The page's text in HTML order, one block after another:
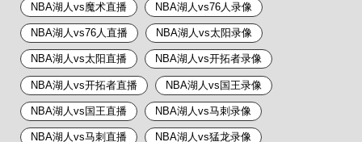
NBA湖人vs魔术直播 NBA湖人vs76人录像
NBA湖人vs76人直播 NBA湖人vs太阳录像
NBA湖人vs太阳直播 NBA湖人vs开拓者录像
NBA湖人vs开拓者直播 NBA湖人vs国王录像
NBA湖人vs国王直播 NBA湖人vs马刺录像
NBA湖人vs马刺直播 NBA湖人vs猛龙录像